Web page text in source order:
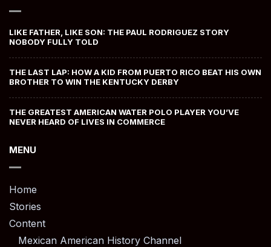
LIKE FATHER, LIKE SON: THE PAUL RODRIGUEZ STORY
NOBODY FULLY TOLD
THE LAST LAP: HOW A KID FROM PUERTO RICO BEAT HIS OWN
BROTHER TO WIN THE KENTUCKY DERBY
THE GREATEST AMERICAN WATER POLO PLAYER YOU’VE
NEVER HEARD OF LIVES IN COMMERCE
MENU
Home
Stories
Content
Mexican American History Channel